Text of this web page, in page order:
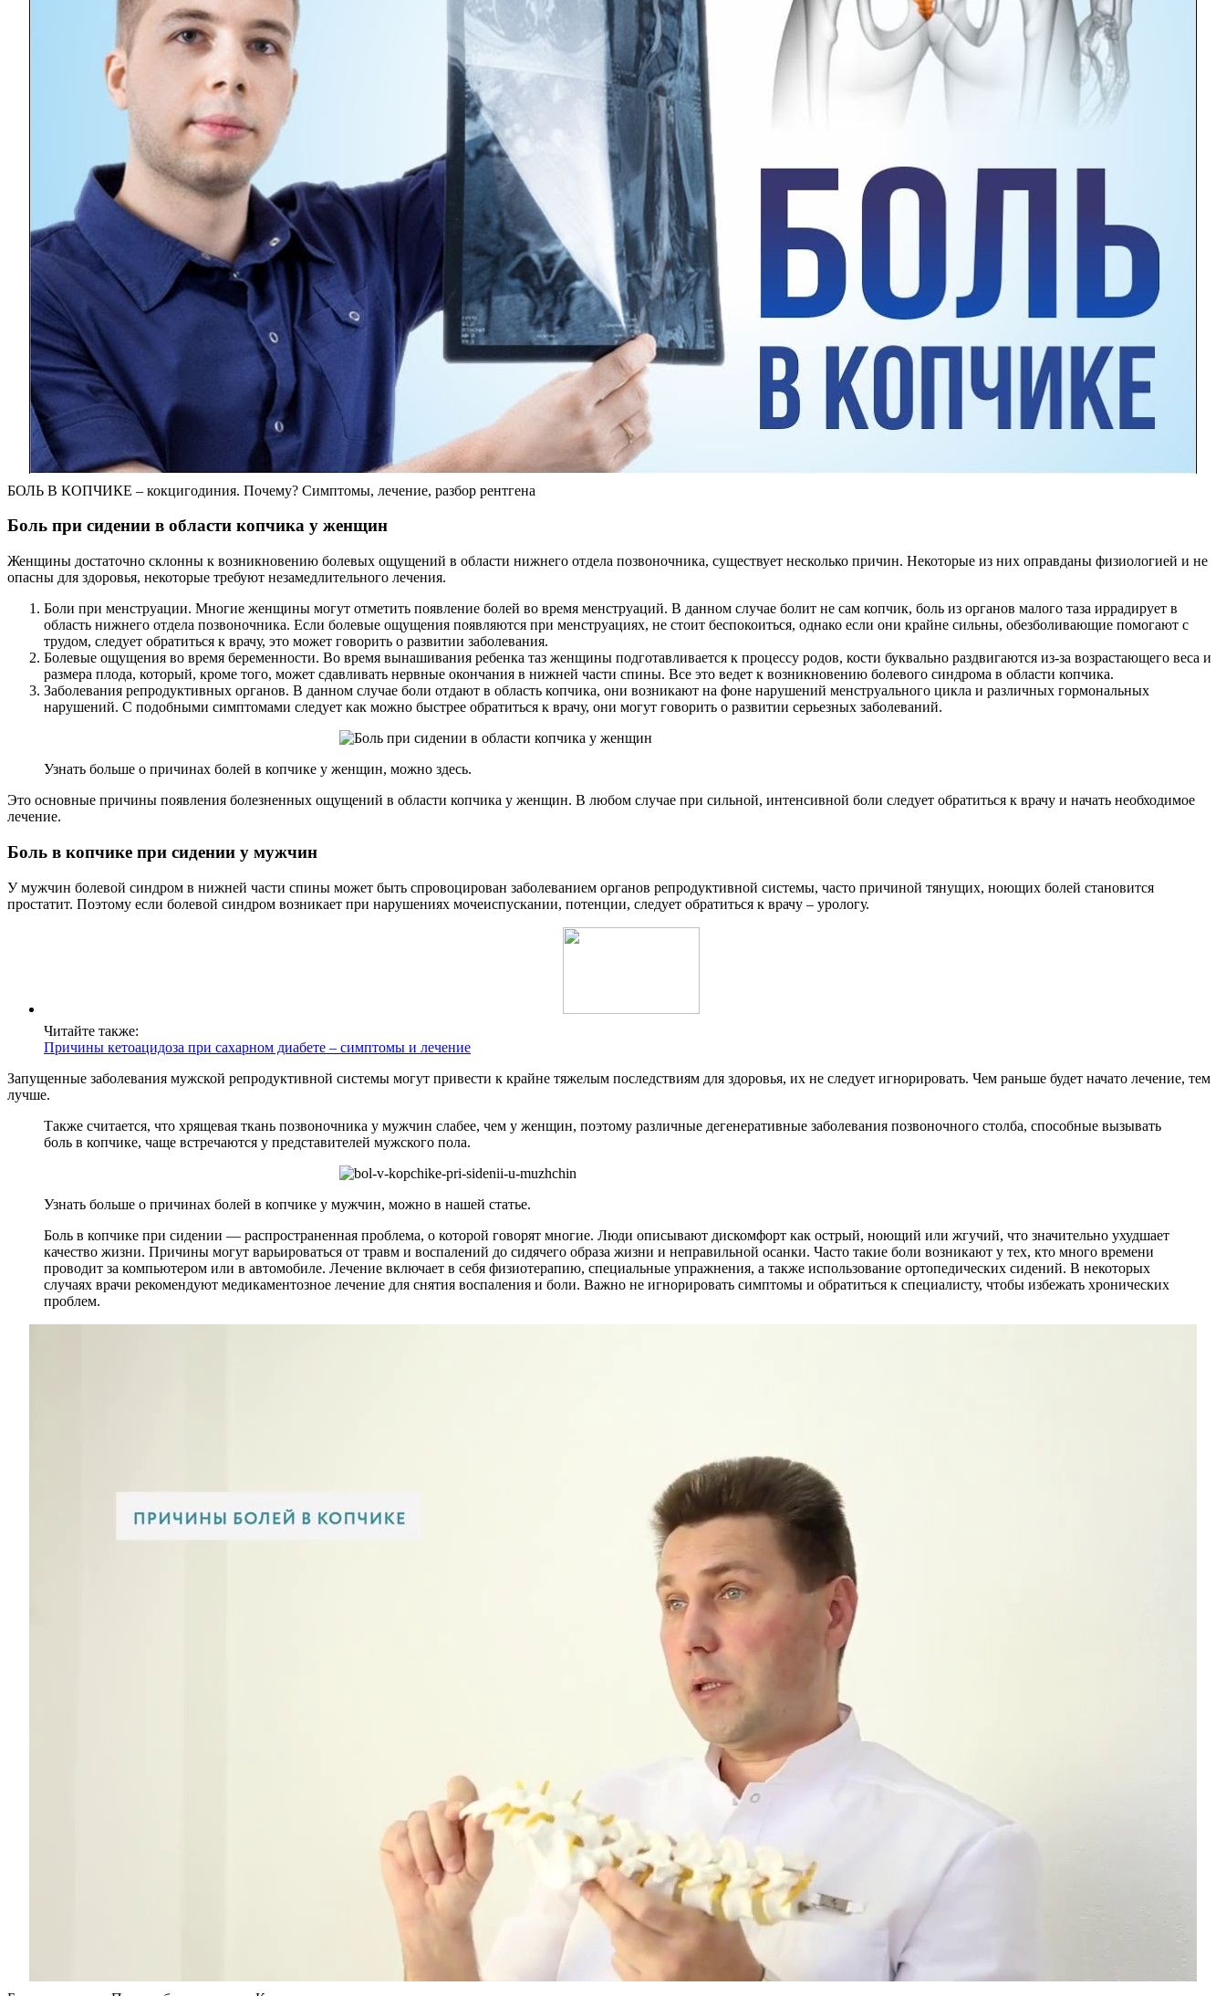
БОЛЬ В КОПЧИКЕ – кокцигодиния. Почему? Симптомы, лечение, разбор рентгена
Боль при сидении в области копчика у женщин
Женщины достаточно склонны к возникновению болевых ощущений в области нижнего отдела позвоночника, существует несколько причин. Некоторые из них оправданы физиологией и не
опасны для здоровья, некоторые требуют незамедлительного лечения.
Боли при менструации. Многие женщины могут отметить появление болей во время менструаций. В данном случае болит не сам копчик, боль из органов малого таза иррадирует в
область нижнего отдела позвоночника. Если болевые ощущения появляются при менструациях, не стоит беспокоиться, однако если они крайне сильны, обезболивающие помогают с
трудом, следует обратиться к врачу, это может говорить о развитии заболевания.
Болевые ощущения во время беременности. Во время вынашивания ребенка таз женщины подготавливается к процессу родов, кости буквально раздвигаются из-за возрастающего веса и
размера плода, который, кроме того, может сдавливать нервные окончания в нижней части спины. Все это ведет к возникновению болевого синдрома в области копчика.
Заболевания репродуктивных органов. В данном случае боли отдают в область копчика, они возникают на фоне нарушений менструального цикла и различных гормональных
нарушений. С подобными симптомами следует как можно быстрее обратиться к врачу, они могут говорить о развитии серьезных заболеваний.
Узнать больше о причинах болей в копчике у женщин, можно здесь.
Это основные причины появления болезненных ощущений в области копчика у женщин. В любом случае при сильной, интенсивной боли следует обратиться к врачу и начать необходимое
лечение.
Боль в копчике при сидении у мужчин
У мужчин болевой синдром в нижней части спины может быть спровоцирован заболеванием органов репродуктивной системы, часто причиной тянущих, ноющих болей становится
простатит. Поэтому если болевой синдром возникает при нарушениях мочеиспускании, потенции, следует обратиться к врачу – урологу.
Читайте также:
Причины кетоацидоза при сахарном диабете – симптомы и лечение
Запущенные заболевания мужской репродуктивной системы могут привести к крайне тяжелым последствиям для здоровья, их не следует игнорировать. Чем раньше будет начато лечение, тем
лучше.
Также считается, что хрящевая ткань позвоночника у мужчин слабее, чем у женщин, поэтому различные дегенеративные заболевания позвоночного столба, способные вызывать
боль в копчике, чаще встречаются у представителей мужского пола.
Узнать больше о причинах болей в копчике у мужчин, можно в нашей статье.
Боль в копчике при сидении — распространенная проблема, о которой говорят многие. Люди описывают дискомфорт как острый, ноющий или жгучий, что значительно ухудшает
качество жизни. Причины могут варьироваться от травм и воспалений до сидячего образа жизни и неправильной осанки. Часто такие боли возникают у тех, кто много времени
проводит за компьютером или в автомобиле. Лечение включает в себя физиотерапию, специальные упражнения, а также использование ортопедических сидений. В некоторых
случаях врачи рекомендуют медикаментозное лечение для снятия воспаления и боли. Важно не игнорировать симптомы и обратиться к специалисту, чтобы избежать хронических
проблем.